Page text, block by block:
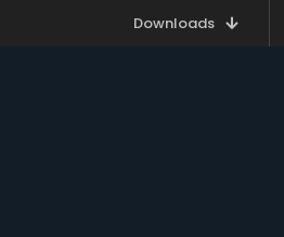
Downloads